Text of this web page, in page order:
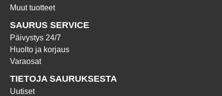
Muut tuotteet
SAURUS SERVICE
Päivystys 24/7
Huolto ja korjaus
Varaosat
TIETOJA SAURUKSESTA
Uutiset